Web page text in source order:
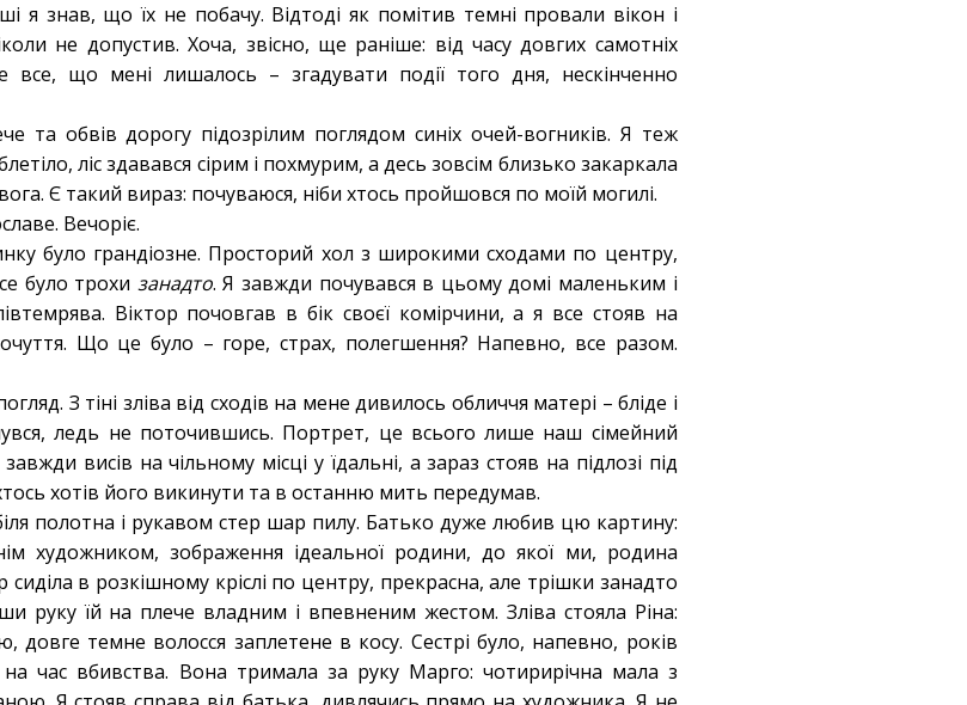
я знав, що їх не побачу. Відтоді як помітив темні провали вікон і
не допустив. Хоча, звісно, ще раніше: від часу довгих самотніх
все, що мені лишалось – згадувати події того дня, нескінченно
та обвів дорогу підозрілим поглядом синіх очей-вогників. Я теж
ліс здавався сірим і похмурим, а десь зовсім близько закаркала
Є такий вираз: почуваюся, ніби хтось пройшовся по моїй могилі.
Вечоріє.
було грандіозне. Просторий хол з широкими сходами по центру,
було трохи занадто. Я завжди почувався в цьому домі маленьким і
Віктор почовгав в бік своєї комірчини, а я все стояв на
Що це було – горе, страх, полегшення? Напевно, все разом.
З тіні зліва від сходів на мене дивилось обличчя матері – бліде і
ледь не поточившись. Портрет, це всього лише наш сімейний
висів на чільному місці у їдальні, а зараз стояв на підлозі під
хотів його викинути та в останню мить передумав.
полотна і рукавом стер шар пилу. Батько дуже любив цю картину:
художником, зображення ідеальної родини, до якої ми, родина
в розкішному кріслі по центру, прекрасна, але трішки занадто
руку їй на плече владним і впевненим жестом. Зліва стояла Ріна:
довге темне волосся заплетене в косу. Сестрі було, напевно, років
час вбивства. Вона тримала за руку Марго: чотирирічна мала з